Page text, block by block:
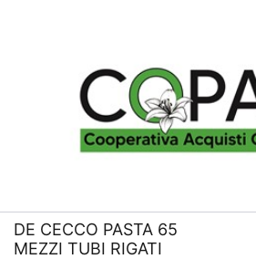
DE CECCO PASTA 65
MEZZI TUBI RIGATI